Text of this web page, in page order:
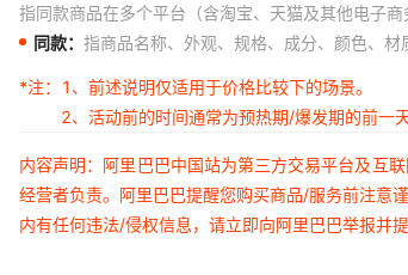
指同款商品在多个平台（含淘宝、天猫及其他电子
同款： 指商品名称、外观、规格、成分、颜色、
*注：
1、前述说明仅适用于价格比较下的场景。
2、活动前的时间通常为预热期/爆发期的前一
内容声明：阿里巴巴中国站为第三方交易平台及互
经营者负责。阿里巴巴提醒您购买商品/服务前注意
内有任何违法/侵权信息，请立即向阿里巴巴举报并提